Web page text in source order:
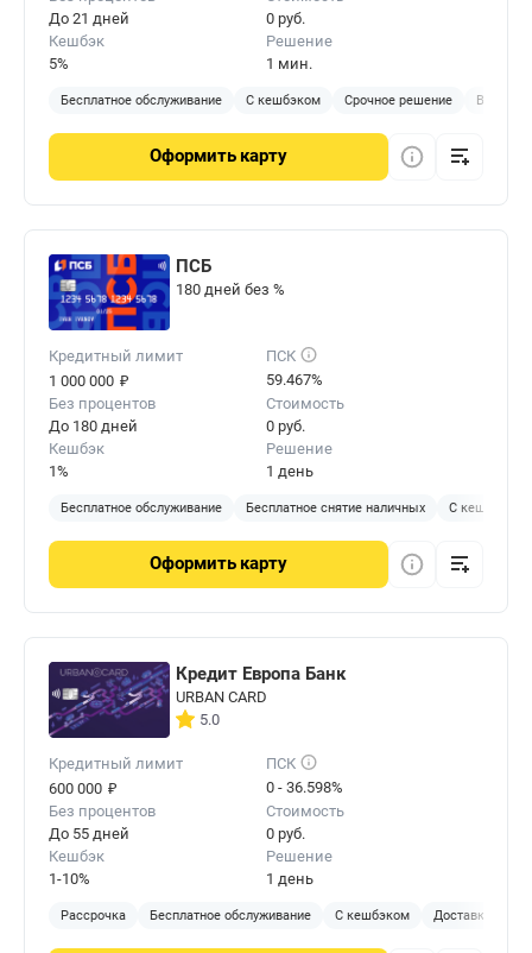
До 21 дней
0 руб.
Кешбэк
5%
Решение
1 мин.
Бесплатное обслуживание С кешбэком Срочное решение
Оформить карту
ПСБ
180 дней без %
Кредитный лимит
1 000 000 ₽
ПСК
59.467%
Без процентов
До 180 дней
Стоимость
0 руб.
Кешбэк
1%
Решение
1 день
Бесплатное обслуживание Бесплатное снятие наличных С кешбэком
Оформить карту
Кредит Европа Банк
URBAN CARD
5.0
Кредитный лимит
600 000 ₽
ПСК
0 - 36.598%
Без процентов
До 55 дней
Стоимость
0 руб.
Кешбэк
1-10%
Решение
1 день
Рассрочка Бесплатное обслуживание С кешбэком Доставка на